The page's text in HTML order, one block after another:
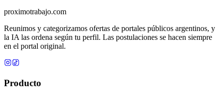
proximotrabajo.com
Reunimos y categorizamos ofertas de portales públicos argentinos, y
la IA las ordena según tu perfil. Las postulaciones se hacen siempre
en el portal original.
Producto